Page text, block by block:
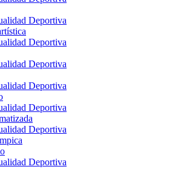
Deportiva
Deportiva
Deportiva
Deportiva
Deportiva
Deportiva
Deportiva